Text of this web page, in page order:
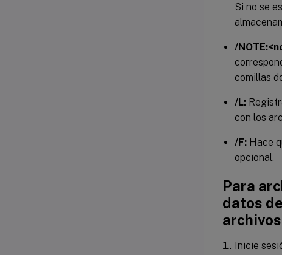
Si no se
/
comillas
/L:
con los
/F: Hace
opcional.
Para
datos
Inicie